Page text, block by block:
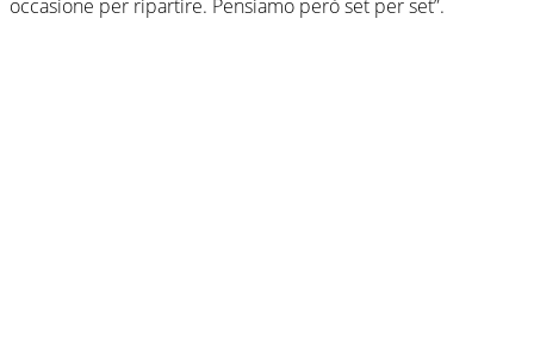
occasione per ripartire. Pensiamo però set per set”.